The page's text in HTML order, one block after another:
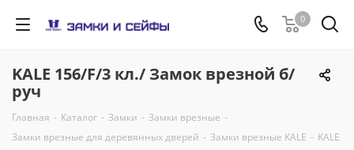
0
KALE 156/F/3 кл./ Замок врезной б/
руч
Главная - Каталог - Замки - Замки врезные -
Замки врезные для деревянных дверей - Замки врезные KALE - KALE